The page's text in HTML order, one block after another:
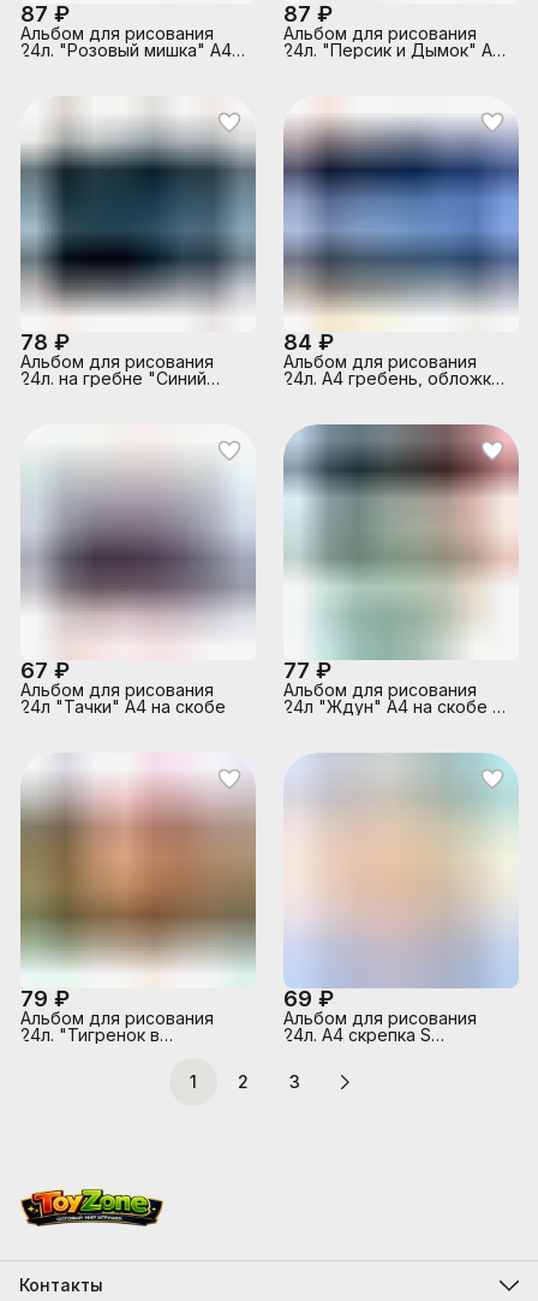
87 ₽
Альбом для рисования
24л. "Розовый мишка" А4
87 ₽
Альбом для рисования
24л. "Персик и Дымок" А4
78 ₽
Альбом для рисования
24л. на гребне "Синий
84 ₽
Альбом для рисования
24л. А4 гребень, обложка
67 ₽
Альбом для рисования
24л "Тачки" А4 на скобе
77 ₽
Альбом для рисования
24л "Ждун" А4 на скобе 5
79 ₽
Альбом для рисования
24л. "Тигренок в
69 ₽
Альбом для рисования
24л. А4 скрепка S
1 2 3
Контакты